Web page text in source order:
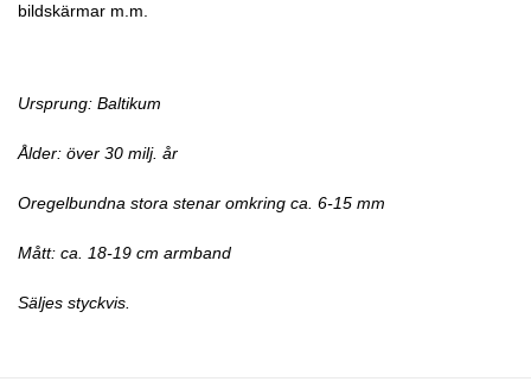
bildskärmar m.m.
Ursprung: Baltikum
Ålder: över 30 milj. år
Oregelbundna stora stenar omkring ca. 6-15 mm
Mått: ca. 18-19 cm armband
Säljes styckvis.